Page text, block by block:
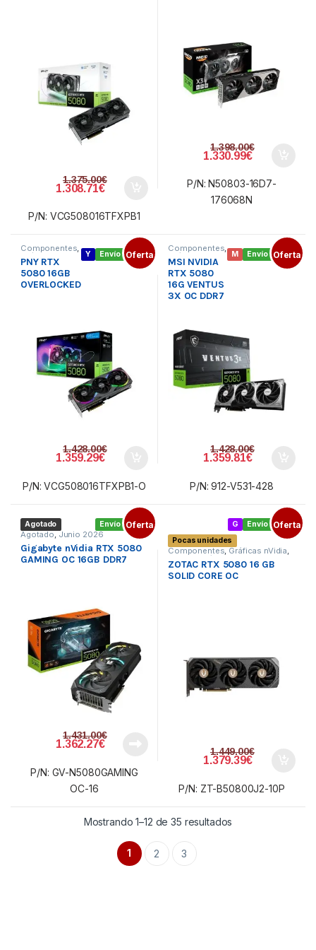
1.308.71€
1.375.00€
P/N: VCG508016TFXPB1
1.330.99€
1.398.00€
P/N: N50803-16D7-
176068N
Envío gratis
Y Oferta
Componentes,
Gráficas
nVidia, Tarjetas
gráficas
PNY RTX
5080 16GB
OVERLOCKED
1.359.29€
1.428.00€
P/N: VCG508016TFXPB1-O
Envío gratis
M Oferta
Componentes,
Gráficas
nVidia,Tarjetas
gráficas
MSI NVIDIA
RTX 5080
16G VENTUS
3X OC DDR7
1.359.81€
1.428.00€
P/N: 912-V531-428
Envío gratis
Agotado Oferta
Agotado,Junio 2026
Gigabyte nVidia RTX 5080
GAMING OC 16GB DDR7
1.362.27€
1.431.00€
P/N: GV-N5080GAMING
OC-16
Envío gratis
G Oferta
Pocas unidades
Componentes,Gráficas nVidia,
Tarjetas gráficas
ZOTAC RTX 5080 16 GB
SOLID CORE OC
1.379.39€
1.449.00€
P/N: ZT-B50800J2-10P
Mostrando 1–12 de 35 resultados
1 2 3